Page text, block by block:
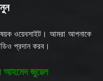
ওয়েবসাইট। আমরা আপনাকে
প্রদান করব।
আহমেদ জুয়েল